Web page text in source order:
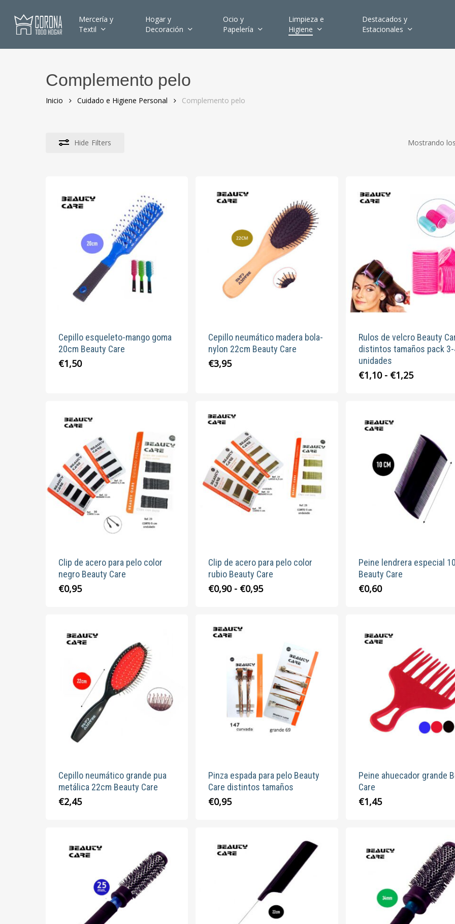
Hit enter to search or ESC to close
Mercería y
Textil
Hogar y
Decoración
Ocio y
Papelería
Limpieza e
Higiene
Destacados y
Estacionales
Complemento pelo
Inicio Cuidado e Higiene Personal Complemento pelo
Hide Filters Mostrando
Cepillo esqueleto-mango goma
20cm Beauty Care
€1,50
opciones
se
pueden
elegir
en
la
página
Cepillo neumático madera bola-
nylon 22cm Beauty Care
€3,95
Rulos de velcro Beauty
distintos tamaños pack
unidades
€1,10 - €1,25Rango
€1,25
Las
opciones
se
pueden
elegir
en
producto
Clip de acero para pelo color
negro Beauty Care
€0,95
Las
opciones
se
pueden
producto
Clip de acero para pelo color
rubio Beauty Care
€0,90 - €0,95Rango
€0,95 Las
opciones
se
pueden
elegir
en
la
producto
Peine lendrera especial
Beauty Care
€0,60
Cepillo neumático grande pua
metálica 22cm Beauty Care
€2,45
Pinza espada para pelo Beauty
Care distintos tamaños
€0,95
múltiples
variantes.
Las
opciones
se
pueden
elegir
Peine ahuecador grande
Care
€1,45
múltiples
Las
opciones
se
pueden